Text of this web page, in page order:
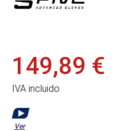
149,89 €
IVA incluido
Ver